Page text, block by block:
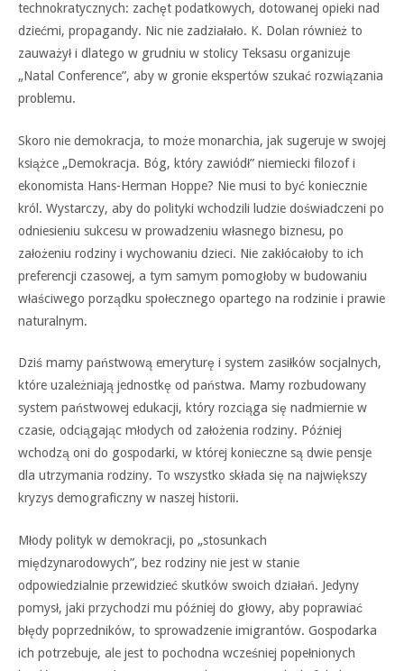
technokratycznych: zachęt podatkowych, dotowanej opieki nad
dziećmi, propagandy. Nic nie zadziałało. K. Dolan również to
zauważył i dlatego w grudniu w stolicy Teksasu organizuje
„Natal Conference”, aby w gronie ekspertów szukać rozwiązania
problemu.
Skoro nie demokracja, to może monarchia, jak sugeruje w swojej
książce „Demokracja. Bóg, który zawiódł” niemiecki filozof i
ekonomista Hans-Herman Hoppe? Nie musi to być koniecznie
król. Wystarczy, aby do polityki wchodzili ludzie doświadczeni po
odniesieniu sukcesu w prowadzeniu własnego biznesu, po
założeniu rodziny i wychowaniu dzieci. Nie zakłócałoby to ich
preferencji czasowej, a tym samym pomogłoby w budowaniu
właściwego porządku społecznego opartego na rodzinie i prawie
naturalnym.
Dziś mamy państwową emeryturę i system zasiłków socjalnych,
które uzależniają jednostkę od państwa. Mamy rozbudowany
system państwowej edukacji, który rozciąga się nadmiernie w
czasie, odciągając młodych od założenia rodziny. Później
wchodzą oni do gospodarki, w której konieczne są dwie pensje
dla utrzymania rodziny. To wszystko składa się na największy
kryzys demograficzny w naszej historii.
Młody polityk w demokracji, po „stosunkach
międzynarodowych”, bez rodziny nie jest w stanie
odpowiedzialnie przewidzieć skutków swoich działań. Jedyny
pomysł, jaki przychodzi mu później do głowy, aby poprawiać
błędy poprzedników, to sprowadzenie imigrantów. Gospodarka
ich potrzebuje, ale jest to pochodna wcześniej popełnionych